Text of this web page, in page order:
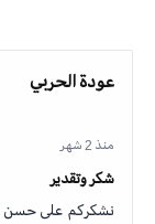
عودة الحربي
منذ 2 شهر
شكر وتقدير
نشكركم على حسن